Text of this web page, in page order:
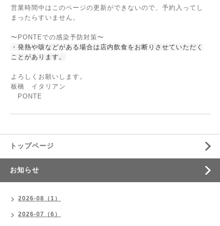
営業時間中はこのページの更新ができないので、予約入ってし
まったらすいません。
〜PONTEでの感染予防対策〜
・発熱や咳などがある場合は店内飲食をお断りさせていただく
ことがあります。
よろしくお願いします。
板橋 イタリアン
PONTE
トップページ
お知らせ
2026-08（1）
2026-07（6）